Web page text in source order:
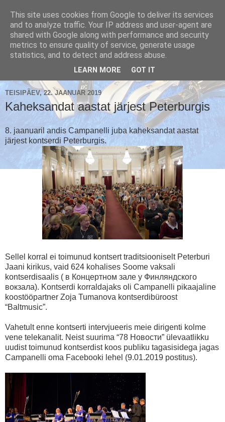
Käsikellade ansambel / Handbell Ensemble
TEISIPÄEV, 22. JAANUAR 2019
Kaheksandat aastat järjest Peterburgis
8. jaanuaril andis Campanelli juba kaheksandat aastat
järjest kontserdi Peterburgis.
Sellel korral ei toimunud kontsert traditsiooniselt Peterburi
Jaani kirikus, vaid 624 kohalises Soome vaksali
kontserdisaalis ( в Концертном зале у Финляндского
вокзала). Kontserdi korraldajaks oli Campanelli pikaajaline
koostööpartner Zoja Tumanova kontserdibüroost
“Baltmusic”.
Vahetult enne kontserti intervjueeris meie dirigenti kolme
vene telekanalit. Neist suurima “78 Новости” ülevaatlikku
uudist toimunud kontserdist koos publiku tagasisidega jagas
Campanelli oma Facebooki lehel (9.01.2019 postitus).
This site uses cookies from Google to deliver its services
and to analyze traffic. Your IP address and user-agent are
shared with Google along with performance and security
metrics to ensure quality of service, generate usage
statistics, and to detect and address abuse.
LEARN MORE GOT IT